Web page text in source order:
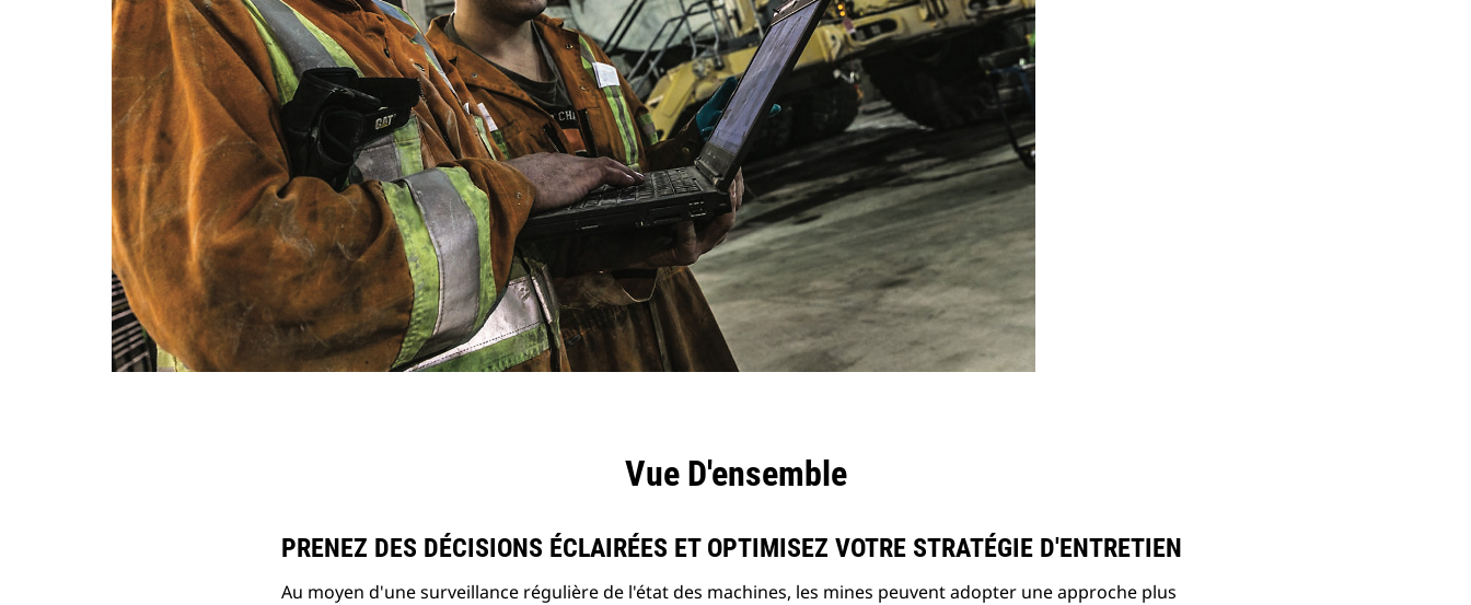
Vue D'ensemble
PRENEZ DES DÉCISIONS ÉCLAIRÉES ET OPTIMISEZ VOTRE STRATÉGIE D'ENTRETIEN
Au moyen d'une surveillance régulière de l'état des machines, les mines peuvent adopter une approche plus